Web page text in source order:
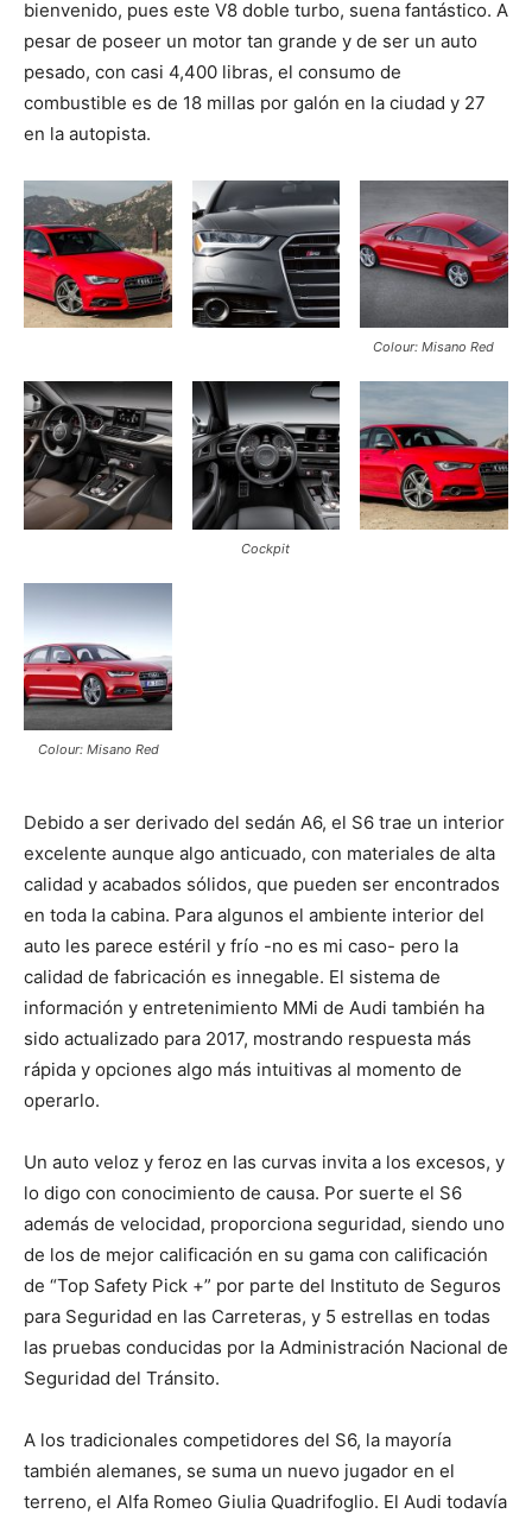
bienvenido, pues este V8 doble turbo, suena fantástico. A
pesar de poseer un motor tan grande y de ser un auto
pesado, con casi 4,400 libras, el consumo de
combustible es de 18 millas por galón en la ciudad y 27
en la autopista.
Colour: Misano Red
Cockpit
Colour: Misano Red
Debido a ser derivado del sedán A6, el S6 trae un interior
excelente aunque algo anticuado, con materiales de alta
calidad y acabados sólidos, que pueden ser encontrados
en toda la cabina. Para algunos el ambiente interior del
auto les parece estéril y frío -no es mi caso- pero la
calidad de fabricación es innegable. El sistema de
información y entretenimiento MMi de Audi también ha
sido actualizado para 2017, mostrando respuesta más
rápida y opciones algo más intuitivas al momento de
operarlo.
Un auto veloz y feroz en las curvas invita a los excesos, y
lo digo con conocimiento de causa. Por suerte el S6
además de velocidad, proporciona seguridad, siendo uno
de los de mejor calificación en su gama con calificación
de “Top Safety Pick +” por parte del Instituto de Seguros
para Seguridad en las Carreteras, y 5 estrellas en todas
las pruebas conducidas por la Administración Nacional de
Seguridad del Tránsito.
A los tradicionales competidores del S6, la mayoría
también alemanes, se suma un nuevo jugador en el
terreno, el Alfa Romeo Giulia Quadrifoglio. El Audi todavía